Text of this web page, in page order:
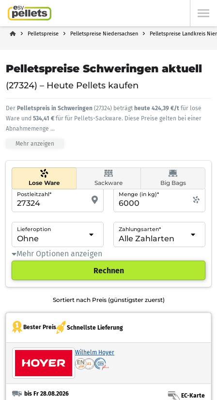
Pelletspreise Pelletspreise Niedersachsen Pelletspreise Landkreis
Pelletspreise Schweringen aktuell
(27324) – Heute Pellets kaufen
Der Pelletspreis in Schweringen (27324) beträgt heute 424,39 €/t für lose
Ware und 534,41 € für für Pellets-Sackware. Diese Preise gelten bei einer
Abnahmemenge ...
Mehr anzeigen
Lose Ware Sackware Big Bags
Postleitzahl* Menge (in kg)*
Lieferoption Zahlungsarten*
Mehr Optionen anzeigen
Rechnen
Sortiert nach Preis (günstigster zuerst)
Bester Preis Schnellste Lieferung
Wilhelm Hoyer
bis Fr 28.08.2026
EC-Karte